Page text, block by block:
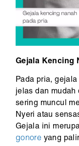
Gejala Kencing
Pada pria,
jelas dan
sering muncul
Nyeri atau
Gejala ini
gonore yang